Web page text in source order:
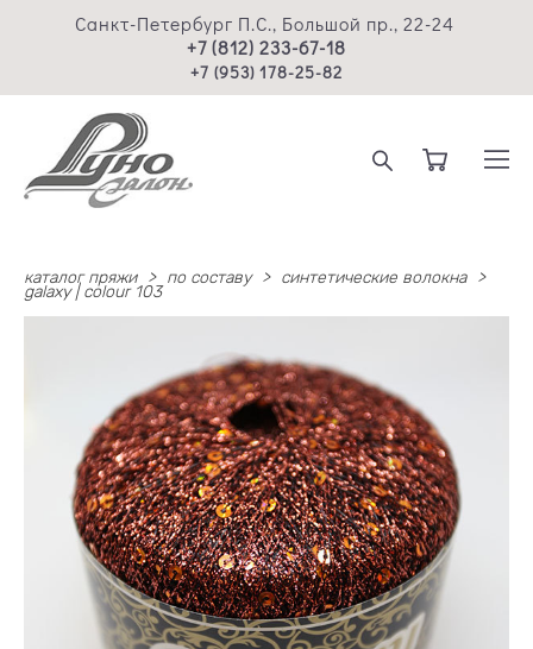
Санкт-Петербург П.С., Большой пр., 22-24
+7 (812) 233-67-18
+7 (953) 178-25-82
каталог пряжи > по составу > синтетические волокна
>
galaxy | colour 103